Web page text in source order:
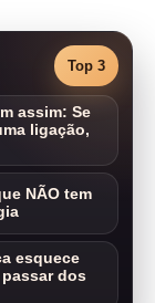
Top 3
assim: Se
ligação,
NÃO tem
esquece
dos